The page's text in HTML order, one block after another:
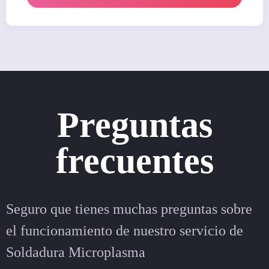
Preguntas
frecuentes
Seguro que tienes muchas preguntas sobre
el funcionamiento de nuestro servicio de
Soldadura Microplasma